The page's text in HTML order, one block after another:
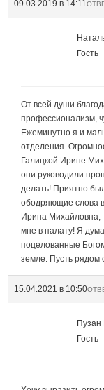
09.03.2019 в 14:11
Гость
От всей души
профессионализм,
Ежеминутно я и
отделения.
Галицкой Ирине
они руководили
делать! Приятно
ободряющие слова
Ирина Михайловна,
мне в палату! Я
поцелованные
земле. Пусть рядом
15.04.2021 в 10:50
Пузан
Гость